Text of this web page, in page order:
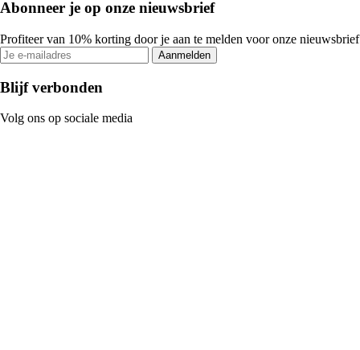
Abonneer je op onze nieuwsbrief
Profiteer van 10% korting door je aan te melden voor onze nieuwsbrief
Aanmelden
Blijf verbonden
Volg ons op sociale media